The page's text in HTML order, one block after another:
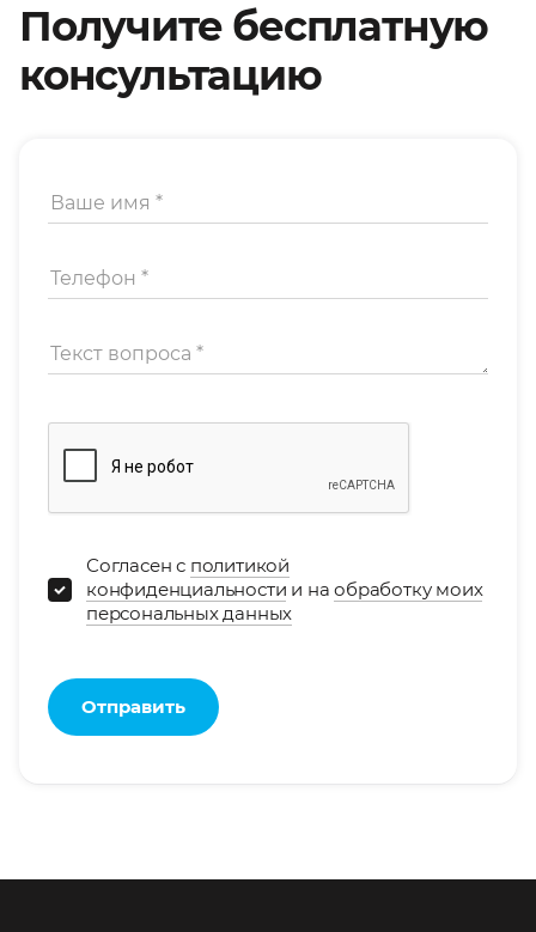
Получите бесплатную
консультацию
Согласен с политикой
конфиденциальности и наобработку моих
персональных данных
Отправить